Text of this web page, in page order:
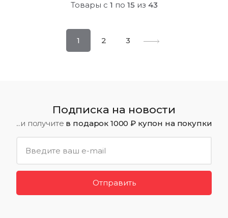
Товары с 1 по 15 из 43
1 2 3
Подписка на новости
...и получите в подарок 1000 ₽ купон на покупки
Отправить